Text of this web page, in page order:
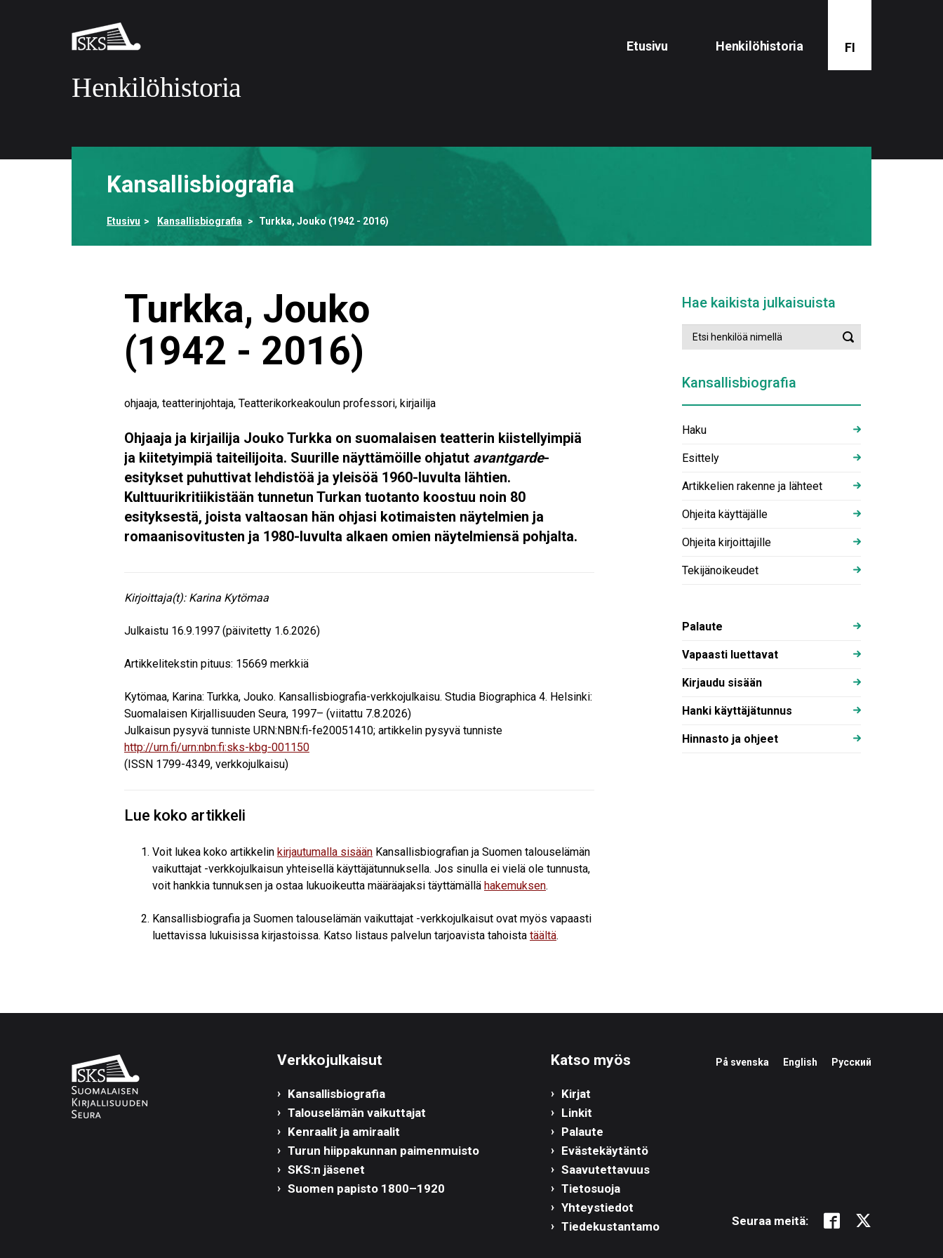
Suomalaisen
kirjallisuuden
Henkilöhistoria
FI
Etusivu Henkilöhistoria
Kansallisbiografia
Etusivu Kansallisbiografia Turkka, Jouko (1942 - 2016)
Turkka, Jouko
(1942 - 2016)
ohjaaja, teatterinjohtaja, Teatterikorkeakoulun professori, kirjailija
Ohjaaja ja kirjailija Jouko Turkka on suomalaisen teatterin kiistellyimpiä
ja kiitetyimpiä taiteilijoita. Suurille näyttämöille ohjatut avantgarde-
esitykset puhuttivat lehdistöä ja yleisöä 1960-luvulta lähtien.
Kulttuurikritiikistään tunnetun Turkan tuotanto koostuu noin 80
esityksestä, joista valtaosan hän ohjasi kotimaisten näytelmien ja
romaanisovitusten ja 1980-luvulta alkaen omien näytelmiensä pohjalta.
Kirjoittaja(t): Karina Kytömaa
Julkaistu 16.9.1997 (päivitetty 1.6.2026)
Artikkelitekstin pituus: 15669 merkkiä
Kytömaa, Karina: Turkka, Jouko. Kansallisbiografia-verkkojulkaisu. Studia Biographica 4. Helsinki:
Suomalaisen Kirjallisuuden Seura, 1997– (viitattu 7.8.2026)
Julkaisun pysyvä tunniste URN:NBN:fi-fe20051410; artikkelin pysyvä tunniste
http://urn.fi/urn:nbn:fi:sks-kbg-001150
(ISSN 1799-4349, verkkojulkaisu)
Lue koko artikkeli
Voit lukea koko artikkelin kirjautumalla sisään Kansallisbiografian ja Suomen talouselämän
vaikuttajat -verkkojulkaisun yhteisellä käyttäjätunnuksella. Jos sinulla ei vielä ole tunnusta,
voit hankkia tunnuksen ja ostaa lukuoikeutta määräajaksi täyttämällä hakemuksen.
Kansallisbiografia ja Suomen talouselämän vaikuttajat -verkkojulkaisut ovat myös vapaasti
luettavissa lukuisissa kirjastoissa. Katso listaus palvelun tarjoavista tahoista täältä.
Hae kaikista julkaisuista
Etsi
henkilöä
haku
Kansallisbiografia
Haku
Esittely
Artikkelien rakenne ja lähteet
Ohjeita käyttäjälle
Ohjeita kirjoittajille
Tekijänoikeudet
Palaute
Vapaasti luettavat
Kirjaudu sisään
Hanki käyttäjätunnus
Hinnasto ja ohjeet
Verkkojulkaisut
Kansallisbiografia
Talouselämän vaikuttajat
Kenraalit ja amiraalit
Turun hiippakunnan paimenmuisto
SKS:n jäsenet
Suomen papisto 1800–1920
Katso myös
Kirjat
Linkit
Palaute
Evästekäytäntö
Saavutettavuus
Tietosuoja
Yhteystiedot
Tiedekustantamo
På svenska English Русский
Seuraa meitä:
Suomalaisen